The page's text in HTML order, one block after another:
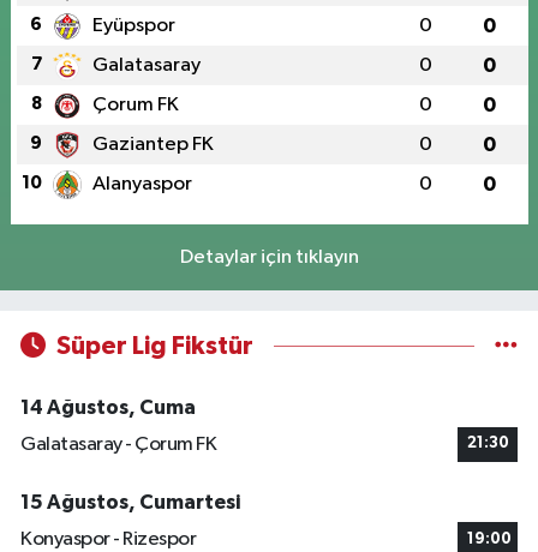
6 Eyüpspor 0 0
7 Galatasaray 0 0
8 Çorum FK 0 0
9 Gaziantep FK 0 0
10 Alanyaspor 0 0
Detaylar için tıklayın
Süper Lig Fikstür
14 Ağustos, Cuma
Galatasaray - Çorum FK
21:30
15 Ağustos, Cumartesi
Konyaspor - Rizespor
19:00